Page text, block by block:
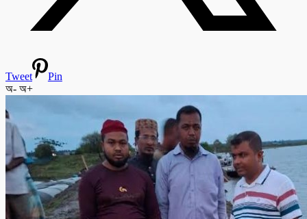
Tweet
Pin
অ- অ+